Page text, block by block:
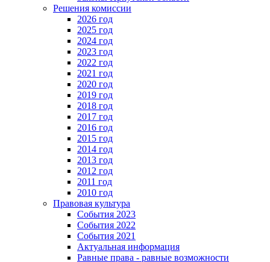
Решения комиссии
2026 год
2025 год
2024 год
2023 год
2022 год
2021 год
2020 год
2019 год
2018 год
2017 год
2016 год
2015 год
2014 год
2013 год
2012 год
2011 год
2010 год
Правовая культура
События 2023
События 2022
События 2021
Актуальная информация
Равные права - равные возможности